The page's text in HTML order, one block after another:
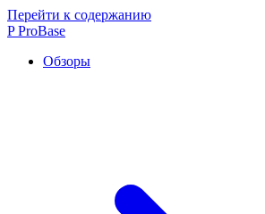
Перейти к содержанию
P ProBase
Обзоры